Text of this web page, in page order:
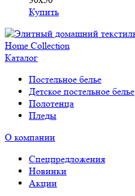
Купить
Каталог
Постельное белье
Детское постельное белье
Полотенца
Пледы
О компании
Спецпредложения
Новинки
Акции